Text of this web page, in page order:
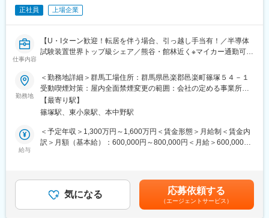
交渉力・課題解決力を磨ける
・チームワークを重視した職場で、経験豊富なメンバーと協力
私たちは、AI需要沸騰中の半導体業界において、世界最先端の半
導体テストシステムの供給を支えております。この変化の真った
だ中、調達/供給の最前線からサプライチェーンの変革に挑戦して
います。半導体業界や電子部品調達の経験を活かしたい方、サプ
ライチェーン領域でさらに専門性を高めたい方の応募をお待ちし
ています。
頼性の向上を通じて、社会の持続可能な発展に寄与しています。
主力製品となる半導体試験装置は世界シェア1位で、海外売上高比
率は9割を超えています。ダイバーシティ・ワークライフバランス
正社員 上場企業
仕事内容
【U・Iターン歓迎！転居を伴う場合、引っ越し手当有！／半導体
試験装置世界トップ級シェア／熊谷・館林近く※マイカー通勤可】
■概要：
テストシステム事業における品質維持・向上を担うQM推進グルー
プの管理責任者として、品質改善活動、作業標準化、人材育成を
通じて、安定した生産体制の構築と品質競争力の向上をリードい
ただきます。また、AI・デジタル技術を活用した業務改革を推進
し、生産現場の品質基盤強化および業務効率化を牽引していただ
きます。
■業務詳細：
・生産工程における品質指標（不良率、歩留まり）の監視および
勤務地
＜勤務地詳細＞群馬工場住所：群馬県邑楽郡邑楽町篠塚５４－１
受動喫煙対策：屋内全面禁煙変更の範囲：会社の定める事業所
（リモートワーク含む）
【最寄り駅】
篠塚駅、東小泉駅、本中野駅
給与
＜予定年収＞1,300万円～1,600万円＜賃金形態＞月給制＜賃金内
訳＞月額（基本給）：600,000円～800,000円＜月給＞600,000円
想定賃金はあくまでも目安の金額であり、選考を通じて上下する
可能性があります。月給(月額)は固定手当を含めた表記です。
気になる 応募依頼する
（エージェントサービス）